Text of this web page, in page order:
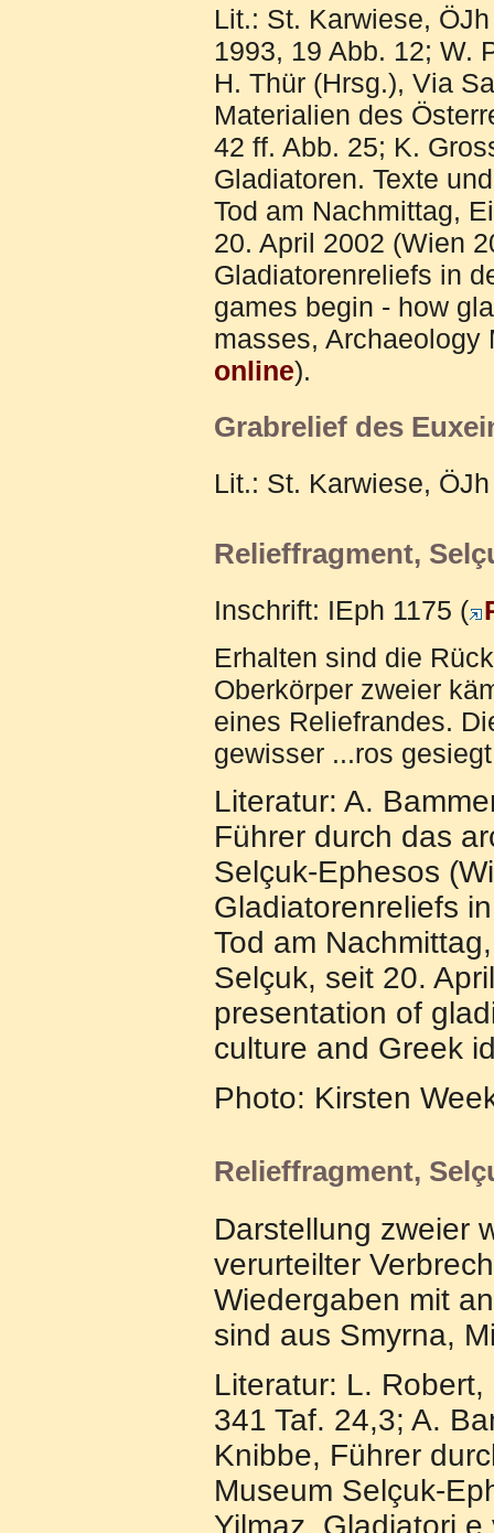
Lit.: St. Karwiese,
1993, 19 Abb. 12; W.
H. Thür (Hrsg.), Via
Materialien des
42 ff. Abb. 25; K.
Gladiatoren. Texte
Tod am Nachmittag,
20. April 2002 (Wien
Gladiatorenreliefs in
games begin - how
masses, Archaeology
online).
Grabrelief des
Lit.: St. Karwiese,
Relieffragment,
Inschrift: IEph 1175 (
Erhalten sind die
Oberkörper zweier
eines Reliefrandes.
gewisser ...ros
Literatur: A.
Führer durch das
Selçuk-Ephesos
Gladiatorenreliefs
Tod am
Selçuk, seit 20.
presentation of
culture and Greek
Photo: Kirsten
Relieffragment,
Darstellung zweier
verurteilter
Wiedergaben mit
sind aus Smyrna,
Literatur: L.
341 Taf. 24,3; A.
Knibbe, Führer
Museum Selçuk-